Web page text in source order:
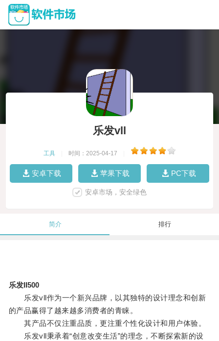
乐发vll
工具 时间：2025-04-17
安卓下载 苹果下载 PC下载
安卓市场，安全绿色
简介 排行
乐发II500
乐发vll作为一个新兴品牌，以其独特的设计理念和创新
的产品赢得了越来越多消费者的青睐。
其产品不仅注重品质，更注重个性化设计和用户体验。
乐发vll秉承着“创意改变生活”的理念，不断探索新的设